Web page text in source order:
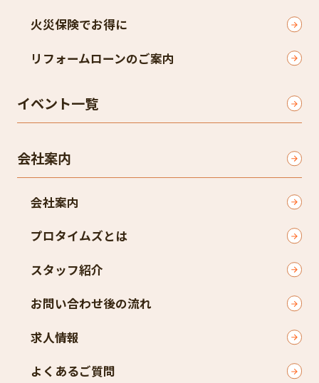
火災保険でお得に
リフォームローンのご案内
イベント一覧
会社案内
会社案内
プロタイムズとは
スタッフ紹介
お問い合わせ後の流れ
求人情報
よくあるご質問